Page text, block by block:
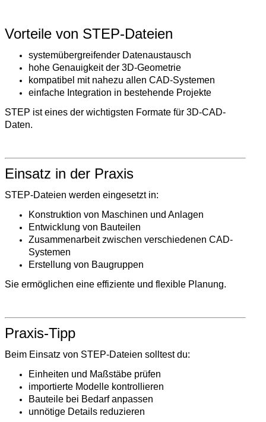
Vorteile von STEP-Dateien
systemübergreifender Datenaustausch
hohe Genauigkeit der 3D-Geometrie
kompatibel mit nahezu allen CAD-Systemen
einfache Integration in bestehende Projekte
STEP ist eines der wichtigsten Formate für 3D-CAD-
Daten.
Einsatz in der Praxis
STEP-Dateien werden eingesetzt in:
Konstruktion von Maschinen und Anlagen
Entwicklung von Bauteilen
Zusammenarbeit zwischen verschiedenen CAD-
Systemen
Erstellung von Baugruppen
Sie ermöglichen eine effiziente und flexible Planung.
Praxis-Tipp
Beim Einsatz von STEP-Dateien solltest du:
Einheiten und Maßstäbe prüfen
importierte Modelle kontrollieren
Bauteile bei Bedarf anpassen
unnötige Details reduzieren